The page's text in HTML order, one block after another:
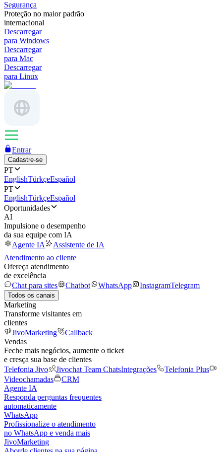
Segurança
Proteção no maior padrão
internacional
Descarregar
para Windows
Descarregar
para Mac
Descarregar
para Linux
Entrar
Cadastre-se
PT
EnglishTürkçeEspañol
PT
EnglishTürkçeEspañol
Oportunidades
AI
Impulsione o desempenho
da sua equipe com IA
Agente IA
Assistente de IA
Atendimento ao cliente
Ofereça atendimento
de excelência
Chat para sites
Chatbot WhatsApp InstagramTelegram
Todos os canais
Marketing
Transforme visitantes em
clientes
JivoMarketing
Callback
Vendas
Feche mais negócios, aumente o ticket
e cresça sua base de clientes
Telefonia Jivo
Jivochat Team ChatsIntegrações
Telefonia Plus
Videochamadas
CRM
Agente IA
Responda perguntas frequentes
automaticamente
WhatsApp
Profissionalize o atendimento
no WhatsApp e venda mais
JivoMarketing